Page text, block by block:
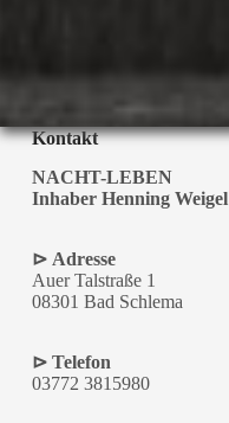
Kontakt
NACHT-LEBEN
Inhaber Henning Weigel
⊳ Adresse
Auer Talstraße 1
08301 Bad Schlema
⊳ Telefon
03772 3815980